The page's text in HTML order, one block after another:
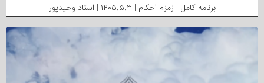
برنامه کامل | زمزم احکام | ۱۴۰۵.۵.۳ | استاد وحیدپور